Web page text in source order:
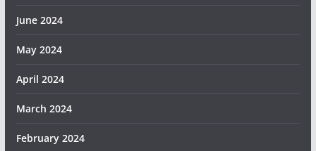
June 2024
May 2024
April 2024
March 2024
February 2024